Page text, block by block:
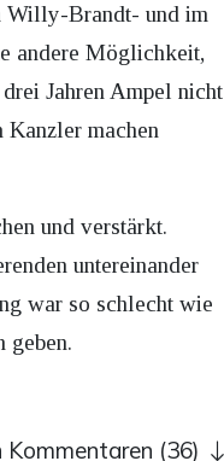
Willy-Brandt- und im
andere Möglichkeit,
Jahren Ampel nicht
machen
und verstärkt.
untereinander
war so schlecht wie
geben.
Kommentaren (36)